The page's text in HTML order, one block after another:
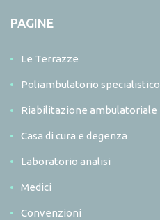
PAGINE
Le Terrazze
Poliambulatorio specialistico
Riabilitazione ambulatoriale
Casa di cura e degenza
Laboratorio analisi
Medici
Convenzioni